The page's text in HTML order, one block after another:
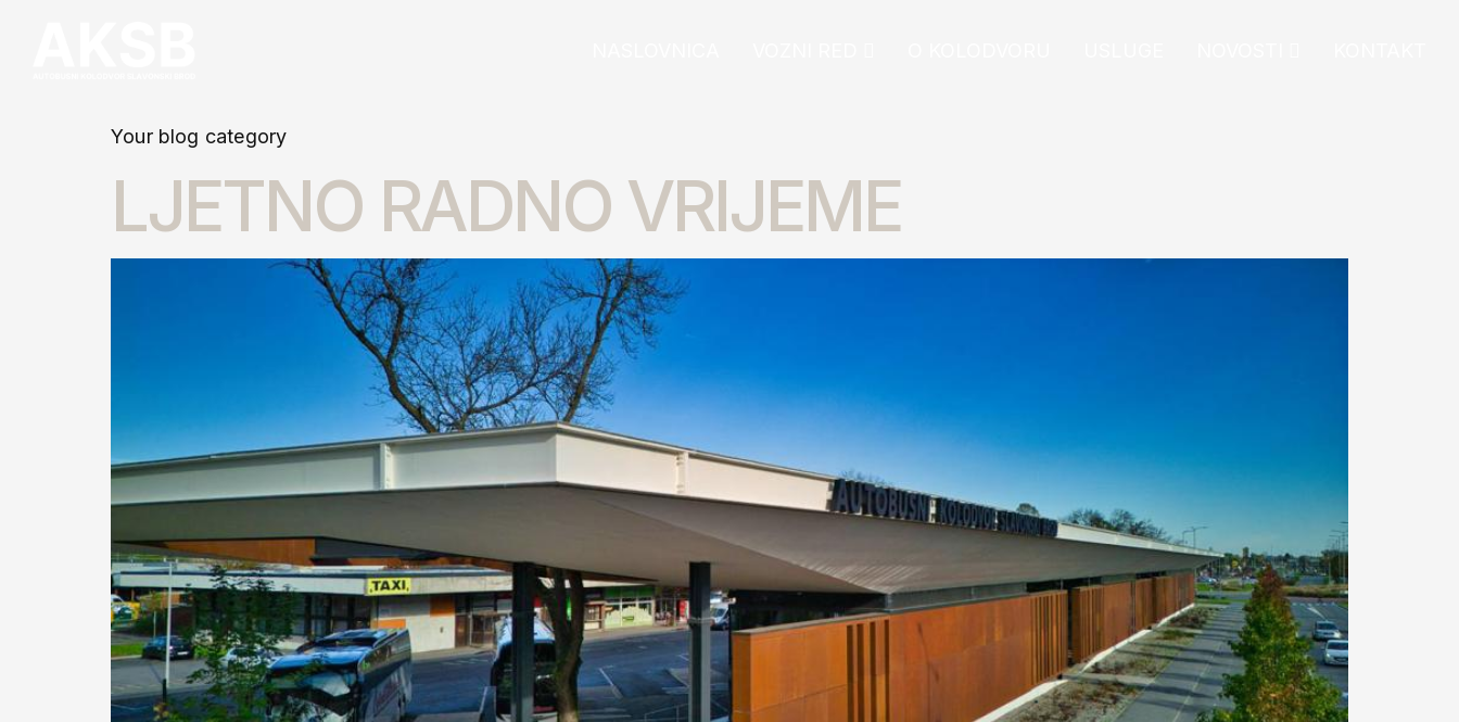
Your blog category
LJETNO RADNO VRIJEME